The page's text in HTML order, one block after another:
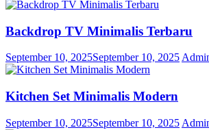
Backdrop TV Minimalis Terbaru
September 10, 2025September 10, 2025
Kitchen Set Minimalis Modern
September 10, 2025September 10, 2025